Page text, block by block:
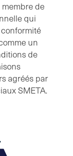
membre de
qui
un
de
agréés par
SMETA.